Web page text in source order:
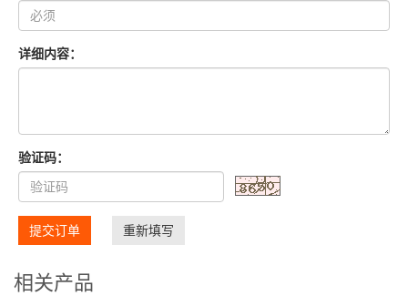
详细内容：
验证码：
提交订单 重新填写
相关产品